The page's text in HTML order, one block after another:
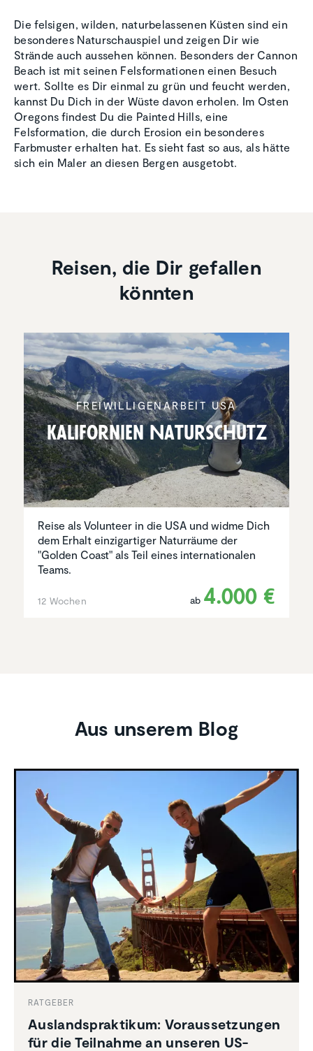
Die felsigen, wilden, naturbelassenen Küsten sind ein
besonderes Naturschauspiel und zeigen Dir wie
Strände auch aussehen können. Besonders der Cannon
Beach ist mit seinen Felsformationen einen Besuch
wert. Sollte es Dir einmal zu grün und feucht werden,
kannst Du Dich in der Wüste davon erholen. Im Osten
Oregons findest Du die Painted Hills, eine
Felsformation, die durch Erosion ein besonderes
Farbmuster erhalten hat. Es sieht fast so aus, als hätte
sich ein Maler an diesen Bergen ausgetobt.
Reisen, die Dir gefallen
könnten
FREIWIL­LI­GEN­AR­BEIT USA
Kalifor­nien Natur­schutz
Reise als Volunteer in die USA und widme Dich
dem Erhalt einzigartiger Naturräume der
"Golden Coast" als Teil eines internationalen
Teams.
12 Wochen ab 4.000 €
Aus unserem Blog
RATGEBER
Auslands­prak­tikum: Voraus­set­zungen
für die Teilnahme an unseren US-